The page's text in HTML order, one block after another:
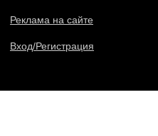
Реклама на сайте
Вход/Регистрация